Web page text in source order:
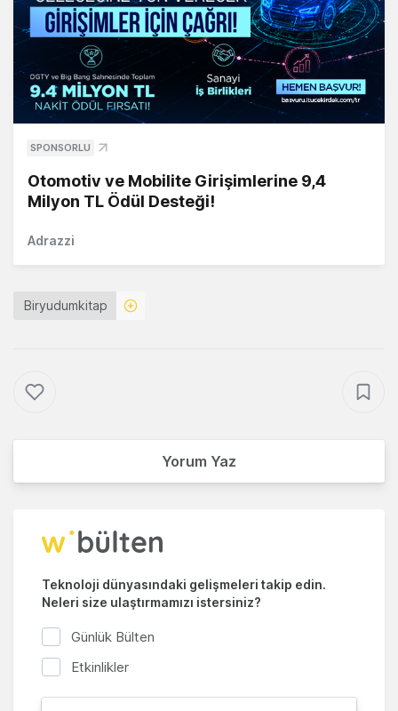
SPONSORLU
Otomotiv ve Mobilite Girişimlerine 9,4
Milyon TL Ödül Desteği!
Adrazzi
Biryudumkitap
Yorum Yaz
Teknoloji dünyasındaki gelişmeleri takip edin.
Neleri size ulaştırmamızı istersiniz?
Günlük Bülten
Etkinlikler